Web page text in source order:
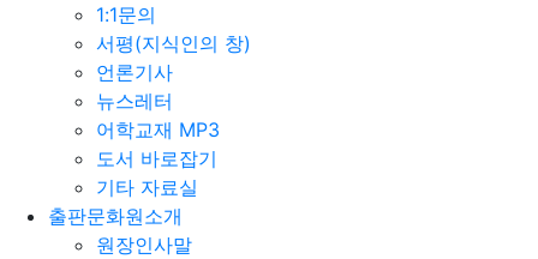
1:1문의
서평(지식인의 창)
언론기사
뉴스레터
어학교재 MP3
도서 바로잡기
기타 자료실
출판문화원소개
원장인사말